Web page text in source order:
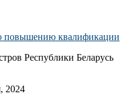
повышению квалификации
Республики Беларусь
2024